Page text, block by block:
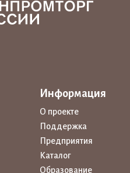
Информация
О проекте
Поддержка
Предприятия
Каталог
Образование